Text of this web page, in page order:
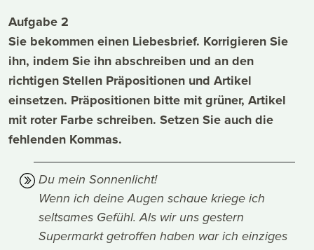
Aufgabe 2
Sie bekommen einen Liebesbrief. Korrigieren Sie
ihn, indem Sie ihn abschreiben und an den
richtigen Stellen Präpositionen und Artikel
einsetzen. Präpositionen bitte mit grüner, Artikel
mit roter Farbe schreiben. Setzen Sie auch die
fehlenden Kommas.
Du mein Sonnenlicht!
Wenn ich deine Augen schaue kriege ich
seltsames Gefühl. Als wir uns gestern
Supermarkt getroffen haben war ich einziges